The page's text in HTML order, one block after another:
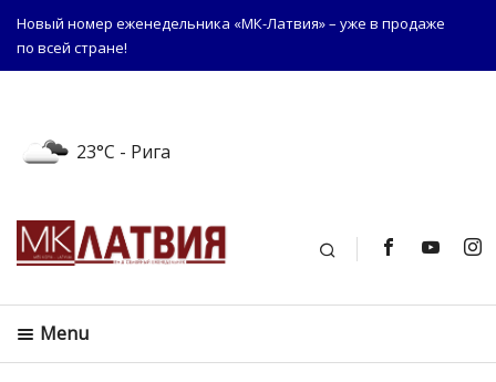
Новый номер еженедельника «МК-Латвия» – уже в продаже
по всей стране!
23°C - Рига
Поиск
Menu